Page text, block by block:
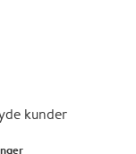
kunder